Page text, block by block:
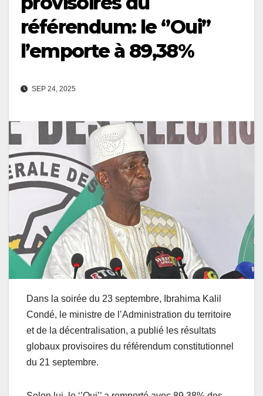
référendum: le ‘’Oui’’
l’emporte à 89,38%
SEP 24, 2025
Dans la soirée du 23 septembre, Ibrahima Kalil
Condé, le ministre de l’Administration du territoire
et de la décentralisation, a publié les résultats
globaux provisoires du référendum constitutionnel
du 21 septembre.